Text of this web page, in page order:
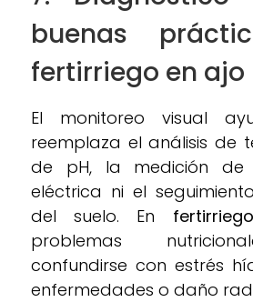
buenas
fertirriego en ajo
El monitoreo visual
reemplaza el análisis de
de pH, la medición de
eléctrica ni el
del suelo. En
problemas
confundirse con estrés
enfermedades o daño